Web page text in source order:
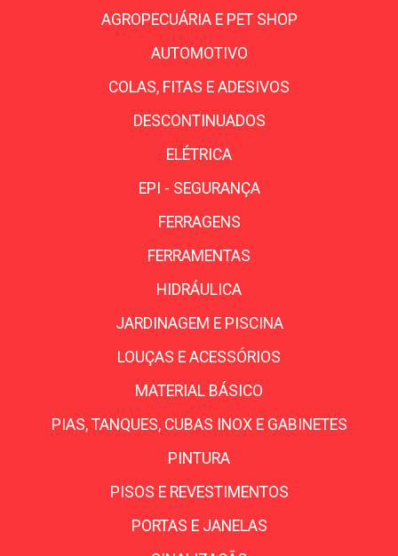
AGROPECUÁRIA E PET SHOP
AUTOMOTIVO
COLAS, FITAS E ADESIVOS
DESCONTINUADOS
ELÉTRICA
EPI - SEGURANÇA
FERRAGENS
FERRAMENTAS
HIDRÁULICA
JARDINAGEM E PISCINA
LOUÇAS E ACESSÓRIOS
MATERIAL BÁSICO
PIAS, TANQUES, CUBAS INOX E GABINETES
PINTURA
PISOS E REVESTIMENTOS
PORTAS E JANELAS